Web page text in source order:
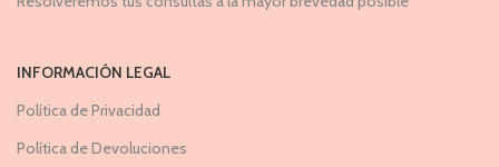
INFORMACIÓN LEGAL
Política de Privacidad
Política de Devoluciones